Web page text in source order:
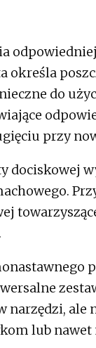
określa
do
przy
dociskowej
narzędzi, ale
lub